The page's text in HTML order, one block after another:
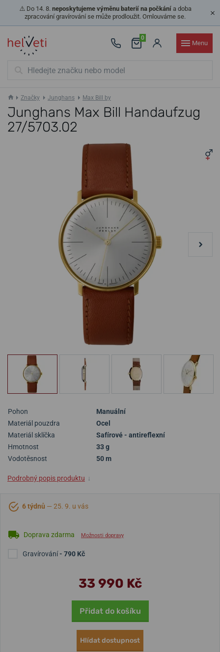
⚠️ Do 14. 8. neposkytujeme výměnu baterií na počkánía doba
zpracování gravírování se může prodloužit. Omlouváme se.
0
Menu
Značky Junghans Max Bill by
Junghans Max Bill Handaufzug
27/5703.02
Pohon
Manuální
Materiál pouzdra
Ocel
Materiál sklíčka
Safírové - antireflexní
Hmotnost
33 g
Vodotěsnost
50 m
Podrobný popis produktu ↓
6 týdnů — 25. 9. u vás
Doprava zdarma Možnosti dopravy
Gravírování- 790 Kč
33 990 Kč
Přidat do košíku
Hlídat dostupnost